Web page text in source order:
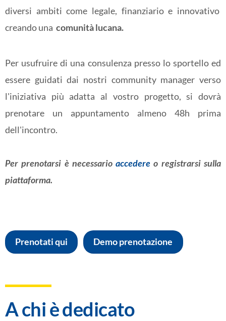
diversi ambiti come legale, finanziario e innovativo
creando una comunità lucana.
Per usufruire di una consulenza presso lo sportello ed
essere guidati dai nostri community manager verso
l'iniziativa più adatta al vostro progetto, si dovrà
prenotare un appuntamento almeno 48h prima
dell'incontro.
Per prenotarsi è necessarioaccedere o registrarsi sulla
piattaforma.
Prenotati qui Demo prenotazione
A chi è dedicato